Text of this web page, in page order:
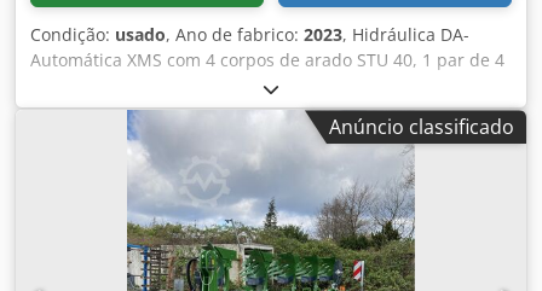
Condição: usado, Ano de fabrico: 2023, Hidráulica DA-
Automática XMS com 4 corpos de arado STU 40, 1 par de 4
pás 430 HD, 1 par de protetores de superfície, 1 par de 4
pré-cortadores M0 RH65-85, disco de corte DM 500 para
desarme hidráulico de pedra pesado, roda de apoio
oscilante DM680. Djdpfotvf Rwex Apijck
Anúncio classificado